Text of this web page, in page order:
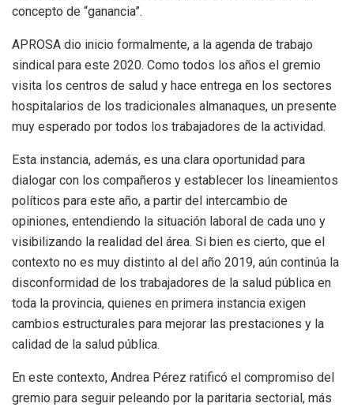
concepto de “ganancia”.
APROSA dio inicio formalmente, a la agenda de trabajo
sindical para este 2020. Como todos los años el gremio
visita los centros de salud y hace entrega en los sectores
hospitalarios de los tradicionales almanaques, un presente
muy esperado por todos los trabajadores de la actividad.
Esta instancia, además, es una clara oportunidad para
dialogar con los compañeros y establecer los lineamientos
políticos para este año, a partir del intercambio de
opiniones, entendiendo la situación laboral de cada uno y
visibilizando la realidad del área. Si bien es cierto, que el
contexto no es muy distinto al del año 2019, aún continúa la
disconformidad de los trabajadores de la salud pública en
toda la provincia, quienes en primera instancia exigen
cambios estructurales para mejorar las prestaciones y la
calidad de la salud pública.
En este contexto, Andrea Pérez ratificó el compromiso del
gremio para seguir peleando por la paritaria sectorial, más